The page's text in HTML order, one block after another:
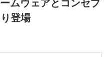
ムウェアとコンセプ
登場